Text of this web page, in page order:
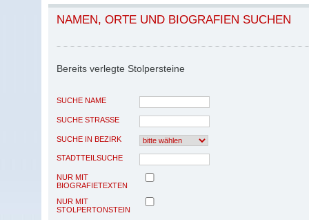
NAMEN, ORTE UND BIOGRAFIEN SUCHEN
Bereits verlegte Stolpersteine
SUCHE NAME
SUCHE STRASSE
SUCHE IN BEZIRK
STADTTEILSUCHE
NUR MIT
BIOGRAFIETEXTEN
NUR MIT
STOLPERTONSTEIN